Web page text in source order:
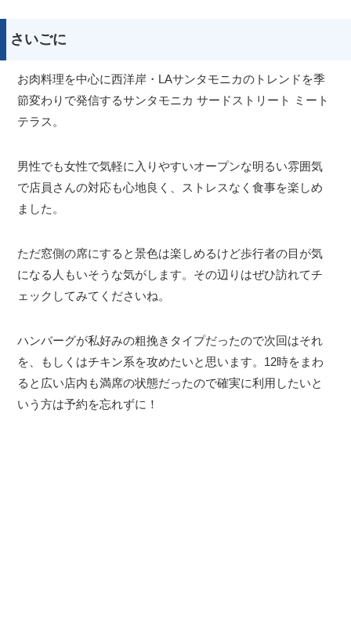
さいごに
お肉料理を中心に西洋岸・LAサンタモニカのトレンドを季
節変わりで発信するサンタモニカ サードストリート ミート
テラス。
男性でも女性で気軽に入りやすいオープンな明るい雰囲気
で店員さんの対応も心地良く、ストレスなく食事を楽しめ
ました。
ただ窓側の席にすると景色は楽しめるけど歩行者の目が気
になる人もいそうな気がします。その辺りはぜひ訪れてチ
ェックしてみてくださいね。
ハンバーグが私好みの粗挽きタイプだったので次回はそれ
を、もしくはチキン系を攻めたいと思います。12時をまわ
ると広い店内も満席の状態だったので確実に利用したいと
いう方は予約を忘れずに！